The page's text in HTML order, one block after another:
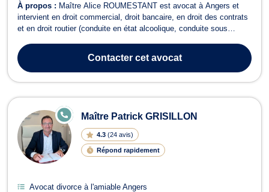
À propos : Maître Alice ROUMESTANT est avocat à Angers et
intervient en droit commercial, droit bancaire, en droit des contrats
et en droit routier (conduite en état alcoolique, conduite sous
conducteur). Maître ROUMESTANT vous conseille en droit
commercial pour une ce...Contactercet avocat
Maître Patrick GRISILLON
4.3 (24 avis)
Répond rapidement
E
N
LI
G
N
E
Avocat divorce à l'amiable Angers